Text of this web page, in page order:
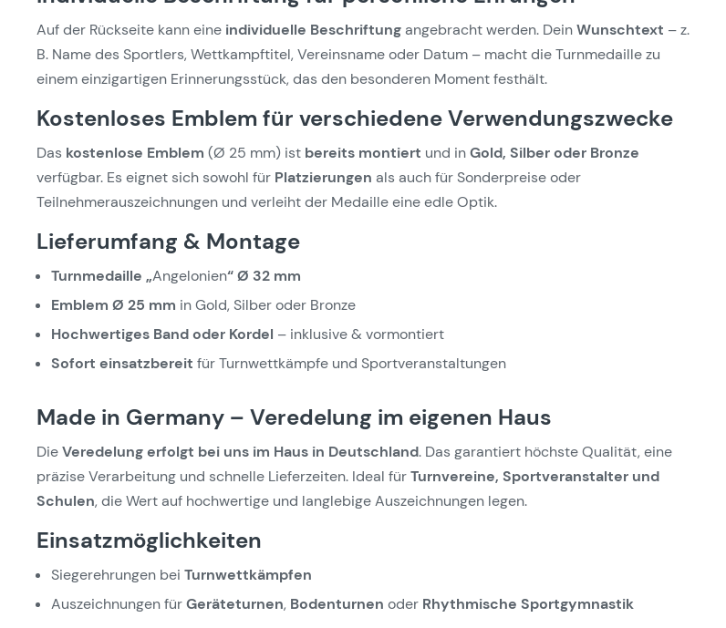
Auf der Rückseite kann eine individuelle Beschriftungangebracht werden. DeinWunschtext – z.
B. Name des Sportlers, Wettkampftitel, Vereinsname oder Datum – macht die Turnmedaille zu
einem einzigartigen Erinnerungsstück, das den besonderen Moment festhält.
Kostenloses Emblem für verschiedene Verwendungszwecke
Das kostenlose Emblem (Ø 25 mm) ist bereits montiert und inGold, Silber oder Bronze
verfügbar. Es eignet sich sowohl für Platzierungen als auch für Sonderpreise oder
Teilnehmerauszeichnungen und verleiht der Medaille eine edle Optik.
Lieferumfang & Montage
Turnmedaille „Angelonien“ Ø 32 mm
Emblem Ø 25 mm in Gold, Silber oder Bronze
Hochwertiges Band oder Kordel – inklusive & vormontiert
Sofort einsatzbereit für Turnwettkämpfe und Sportveranstaltungen
Made in Germany – Veredelung im eigenen Haus
DieVeredelung erfolgt bei uns im Haus in Deutschland. Das garantiert höchste Qualität, eine
präzise Verarbeitung und schnelle Lieferzeiten. Ideal fürTurnvereine, Sportveranstalter und
Schulen, die Wert auf hochwertige und langlebige Auszeichnungen legen.
Einsatzmöglichkeiten
Siegerehrungen bei Turnwettkämpfen
Auszeichnungen fürGeräteturnen, Bodenturnen oder Rhythmische Sportgymnastik